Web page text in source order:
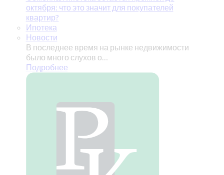
октября: что это значит для покупателей
квартир?
Ипотека
Новости
В последнее время на рынке недвижимости
было много слухов о…
Подробнее